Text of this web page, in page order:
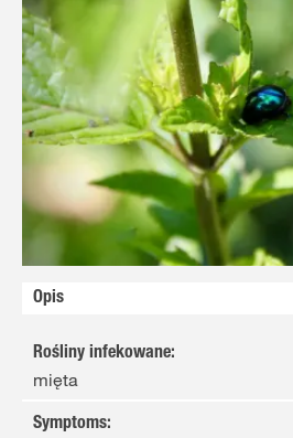
Kontakt
O nas
Opis
Rośliny infekowane:
mięta
Symptoms: